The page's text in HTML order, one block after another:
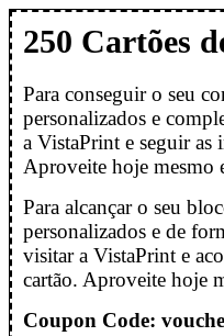
250 Cartões
Para conseguir o seu
personalizados e
a VistaPrint e seguir as
Aproveite hoje mesmo
Para alcançar o seu
personalizados e de
visitar a VistaPrint e
cartão. Aproveite hoje
Coupon Code: